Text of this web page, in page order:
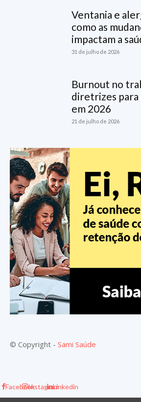
Ventania e
como as
impactam a
31 de julho de 2026
Burnout no
diretrizes para
em 2026
21 de julho de 2026
© Copyright - Sami Saúde
FacebookInstagramLinkedin